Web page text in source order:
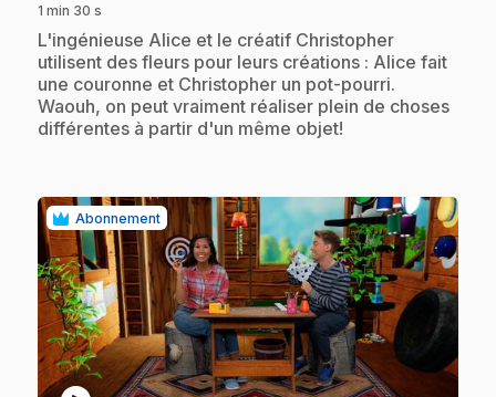
1 min 30 s
.L'ingénieuse Alice et le créatif Christopher
utilisent des fleurs pour leurs créations : Alice fait
une couronne et Christopher un pot-pourri.
Waouh, on peut vraiment réaliser plein de choses
différentes à partir d'un même objet!
Abonnement